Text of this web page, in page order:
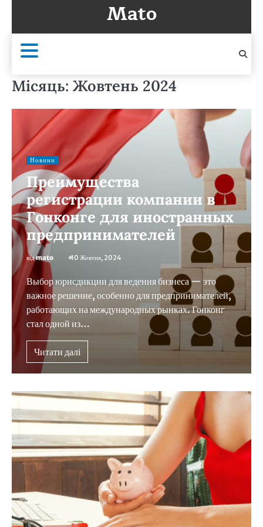
вмісту
Mato
Місяць: Жовтень 2024
Новини
Преимущества
регистрации компании в
Гонконге для иностранных
предпринимателей
відmato 10 Жовтня, 2024
Выбор юрисдикции для ведения бизнеса — это
важное решение, особенно для предпринимателей,
работающих на международных рынках. Гонконг
стал одной из…
Читати далі